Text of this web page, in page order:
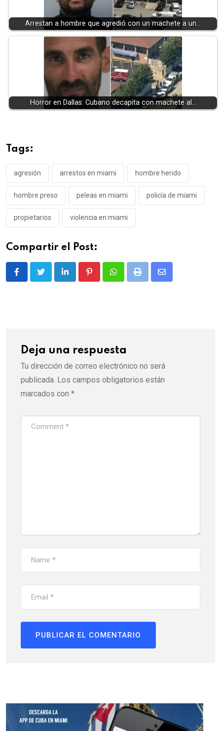
Arrestan a hombre que agredió con un machete a un…
Horror en Dallas: Cubano decapita con machete al…
Tags:
agresión arrestos en miami hombre herido
hombre preso peleas en miami policía de miami
propietarios violencia en miami
Compartir el Post:
LinkedIn PinterestWhatsappPrint
Share
Deja una respuesta
Tu dirección de correo electrónico no será
publicada. Los campos obligatorios están
marcados con *